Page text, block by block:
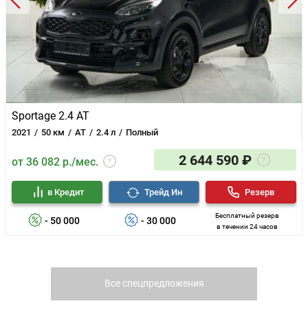
Sportage 2.4 AT
2021 50 км AT 2.4 л Полный
от 36 082 р./мес. 2 644 590 ₽
- 50 000
в Кредит
- 30 000
Трейд Ин
Бесплатный резерв
в течении 24 часов
Резерв
Все спецпредложения